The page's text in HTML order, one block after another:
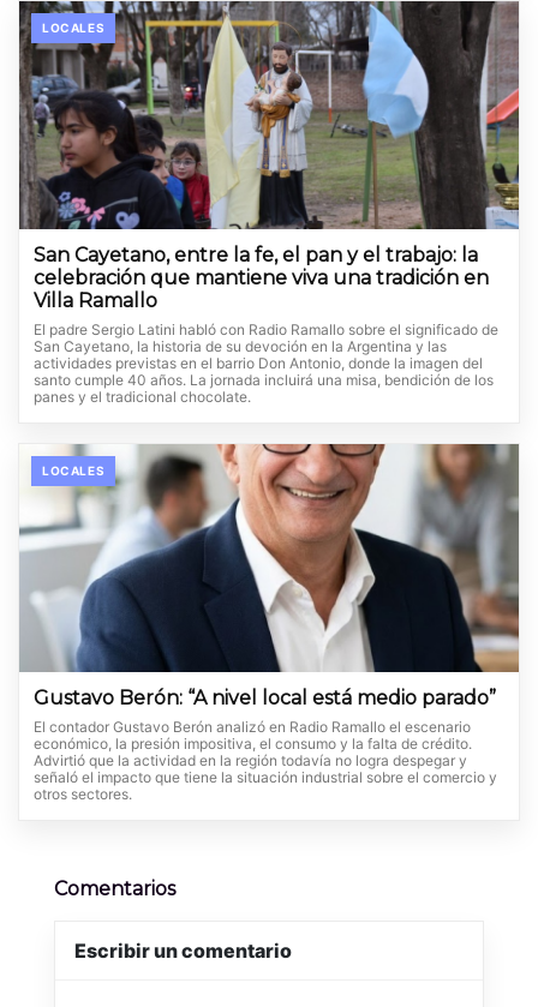
LOCALES
San Cayetano, entre la fe, el pan y el trabajo: la
celebración que mantiene viva una tradición en
Villa Ramallo
El padre Sergio Latini habló con Radio Ramallo sobre el significado de
San Cayetano, la historia de su devoción en la Argentina y las
actividades previstas en el barrio Don Antonio, donde la imagen del
santo cumple 40 años. La jornada incluirá una misa, bendición de los
panes y el tradicional chocolate.
LOCALES
Gustavo Berón: “A nivel local está medio parado”
El contador Gustavo Berón analizó en Radio Ramallo el escenario
económico, la presión impositiva, el consumo y la falta de crédito.
Advirtió que la actividad en la región todavía no logra despegar y
señaló el impacto que tiene la situación industrial sobre el comercio y
otros sectores.
Comentarios
Escribir un comentario